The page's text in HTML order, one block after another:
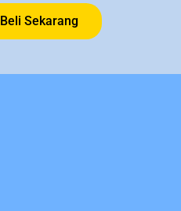
Beli Sekarang